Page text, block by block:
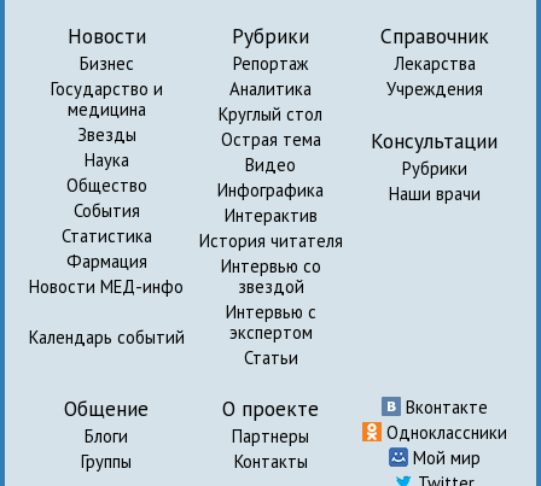
Новости
Бизнес
Государство и
медицина
Звезды
Наука
Общество
События
Статистика
Фармация
Новости МЕД-инфо
Календарь событий
Рубрики
Репортаж
Аналитика
Круглый стол
Острая тема
Видео
Инфографика
Интерактив
История читателя
Интервью со
звездой
Интервью с
экспертом
Статьи
Справочник
Лекарства
Учреждения
Консультации
Рубрики
Наши врачи
Общение
Блоги
Группы
О проекте
Партнеры
Контакты
Вконтакте
Одноклассники
Мой мир